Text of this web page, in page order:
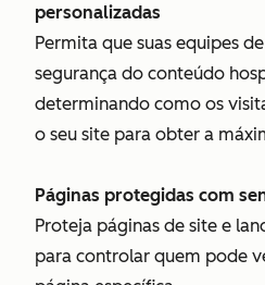
personalizadas
Permita que suas equipes
segurança do conteúdo
determinando como os
o seu site para obter a
Páginas protegidas com
Proteja páginas de site e
para controlar quem pode